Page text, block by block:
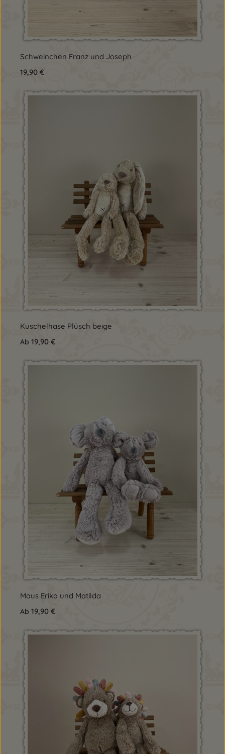
Schweinchen Franz und Joseph
Regulärer Preis:
19,90 €
Kuschelhase Plüsch beige
Regulärer Preis:
Ab 19,90 €
Maus Erika und Matilda
Regulärer Preis:
Ab 19,90 €